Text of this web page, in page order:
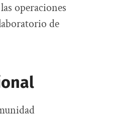
operaciones
de